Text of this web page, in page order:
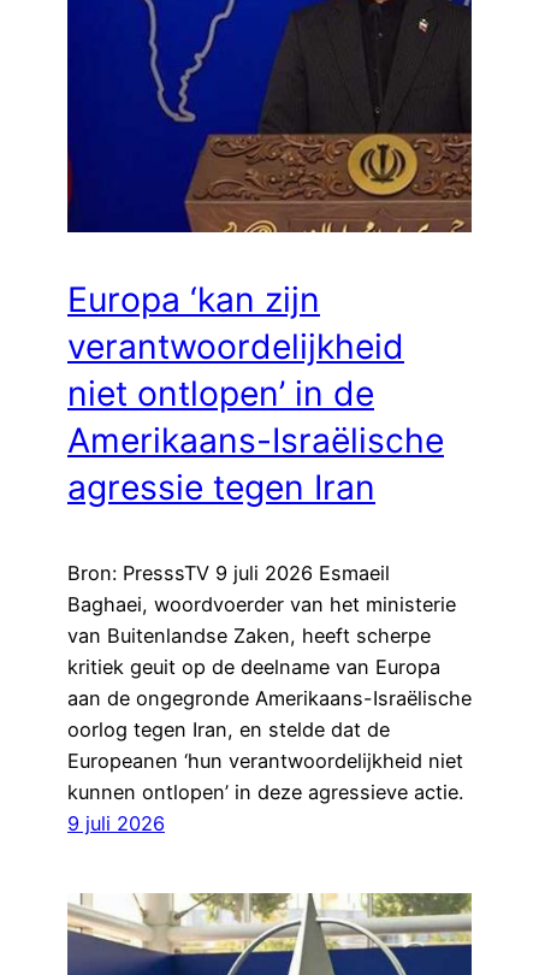
Europa ‘kan zijn
verantwoordelijkheid
niet ontlopen’ in de
Amerikaans-Israëlische
agressie tegen Iran
Bron: PresssTV 9 juli 2026 Esmaeil
Baghaei, woordvoerder van het ministerie
van Buitenlandse Zaken, heeft scherpe
kritiek geuit op de deelname van Europa
aan de ongegronde Amerikaans-Israëlische
oorlog tegen Iran, en stelde dat de
Europeanen ‘hun verantwoordelijkheid niet
kunnen ontlopen’ in deze agressieve actie.
9 juli 2026